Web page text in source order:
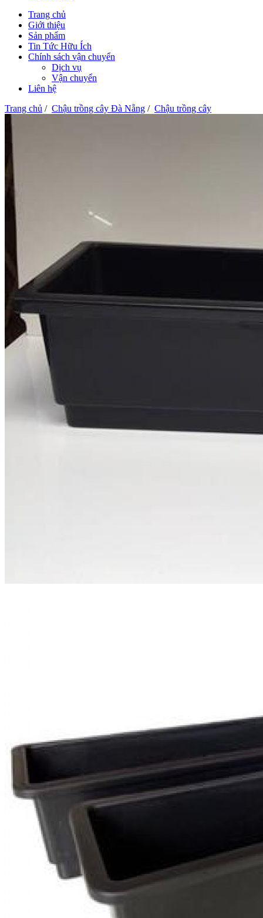
Trang chủ
Giới thiệu
Sản phẩm
Tin Tức Hữu Ích
Chính sách vận chuyển
Dịch vụ
Vận chuyển
Liên hệ
Trang chủ / Chậu trồng cây Đà Nẵng / Chậu trồng cây